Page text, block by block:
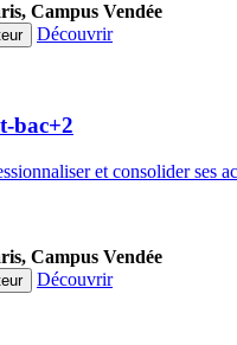
Campus Vendée
Découvrir
bac+2
et consolider ses
Campus Vendée
Découvrir